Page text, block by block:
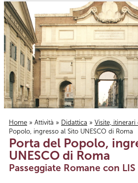
Tu sei qui
Home » Attività » Didattica » Visite, itinerari
Popolo, ingresso al Sito UNESCO di Roma
Porta del Popolo,
UNESCO di Roma
Passeggiate Romane con LIS